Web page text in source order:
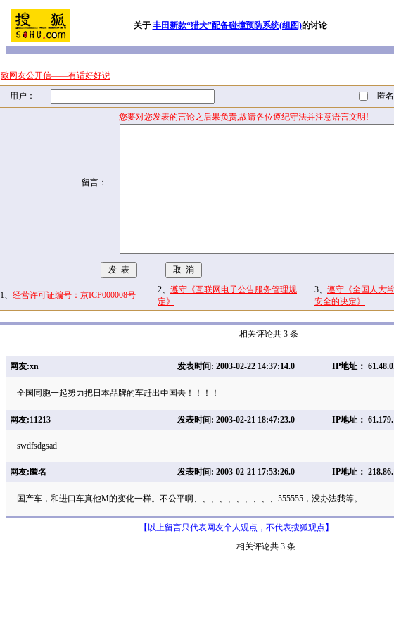
关于 丰田新款“猎犬”配备碰撞预防系统(组图)的讨论
致网友公开信——有话好好说
用户： 匿
留言：
您要对您发表的言论之后果负责,故请各位遵纪守法并注意语言文明!
1、 经营许可证编号：京ICP000008号
2、 遵守《互联网电子公告服务管理规
定》
3、 遵守《全国人大
安全的决定》
相关评论共 3 条
网友:xn 发表时间: 2003-02-22 14:37:14.0 IP地址：
全国同胞一起努力把日本品牌的车赶出中国去！！！！
网友:11213 发表时间: 2003-02-21 18:47:23.0 IP地址：
swdfsdgsad
网友:匿名 发表时间: 2003-02-21 17:53:26.0 IP地址：
国产车，和进口车真他M的变化一样。不公平啊、、、、、、、、、、555555，没办法我等。
【以上留言只代表网友个人观点，不代表搜狐观点】
相关评论共 3 条